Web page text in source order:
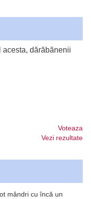
dărăbănenii
Voteaza
Vezi rezultate
mândri cu încă un